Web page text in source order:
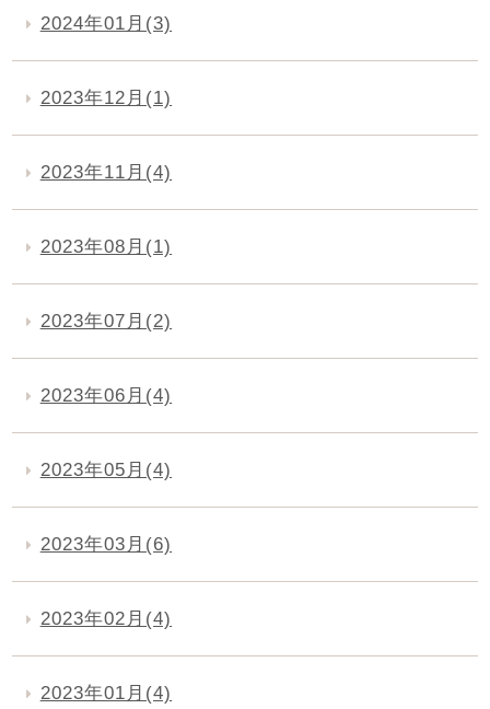
2024年01月(3)
2023年12月(1)
2023年11月(4)
2023年08月(1)
2023年07月(2)
2023年06月(4)
2023年05月(4)
2023年03月(6)
2023年02月(4)
2023年01月(4)